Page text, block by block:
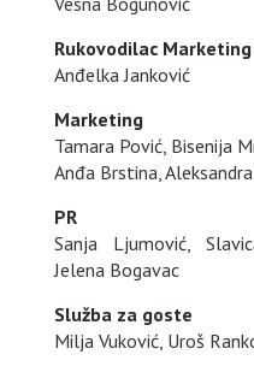
Rukovodilac
Anđelka Janković
Marketing
Tamara Pović, Bisenija
Anđa Brstina,
PR
Sanja Ljumović,
Jelena Bogavac
Služba za goste
Milja Vuković, Uroš